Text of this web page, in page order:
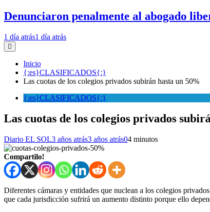
Denunciaron penalmente al abogado
1 día atrás1 día atrás
Inicio
{:es}CLASIFICADOS{:}
Las cuotas de los colegios privados subirán hasta un 50%
{:es}CLASIFICADOS{:}
Las cuotas de los colegios privados
Diario EL SOL3 años atrás3 años atrás04 minutos
Compartilo!
Diferentes cámaras y entidades que nuclean a los colegios
que cada jurisdicción sufrirá un aumento distinto porque ello